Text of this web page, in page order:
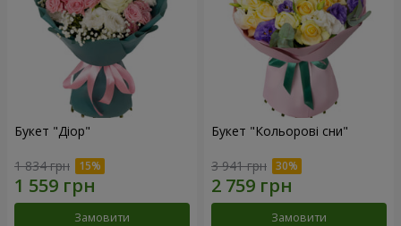
Букет "Діор"
1 834 грн
Замовити
Букет "Кольорові сни"
3 941 грн
Замовити